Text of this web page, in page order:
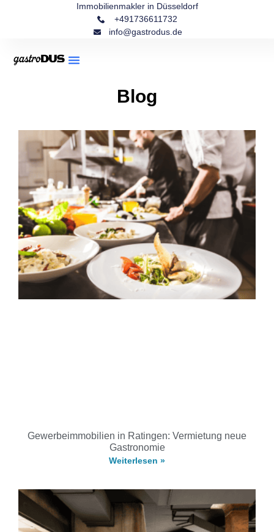
Immobilienmakler in Düsseldorf
info@gastrodus.de
+491736611732
Blog
Gewerbeimmobilien in Ratingen: Vermietung neue
Gastronomie
Weiterlesen »